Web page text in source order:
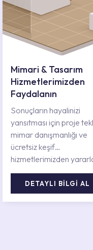
Mimari & Tasarım
Hizmetlerimizden
Faydalanın
Sonuçların hayalinizi
yansıtması için proje
mimar danışmanlığı ve
ücretsiz keşif
hizmetlerimizden
DETAYLI BİLGİ AL